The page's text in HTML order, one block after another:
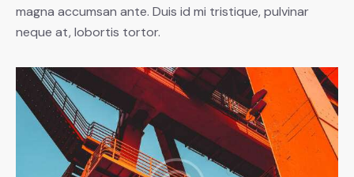
magna accumsan ante. Duis id mi tristique, pulvinar
neque at, lobortis tortor.